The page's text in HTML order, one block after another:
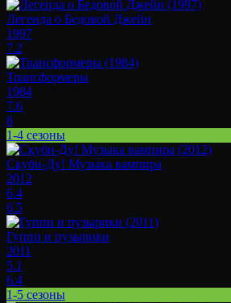
Легенда о Бедовой Джейн
1997
7.2
Трансформеры
1984
7.6
8
1-4 сезоны
Скуби-Ду! Музыка вампира
2012
6.4
6.5
Гуппи и пузырики
2011
5.1
6.4
1-5 сезоны